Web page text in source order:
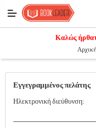
Καλώς
Εγγεγραμμένος πελάτης
Ηλεκτρονική διεύθυνση: